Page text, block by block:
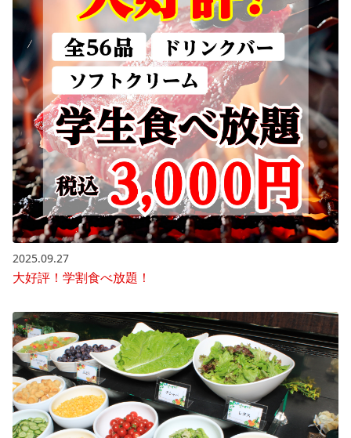
2025.09.27
大好評！学割食べ放題！